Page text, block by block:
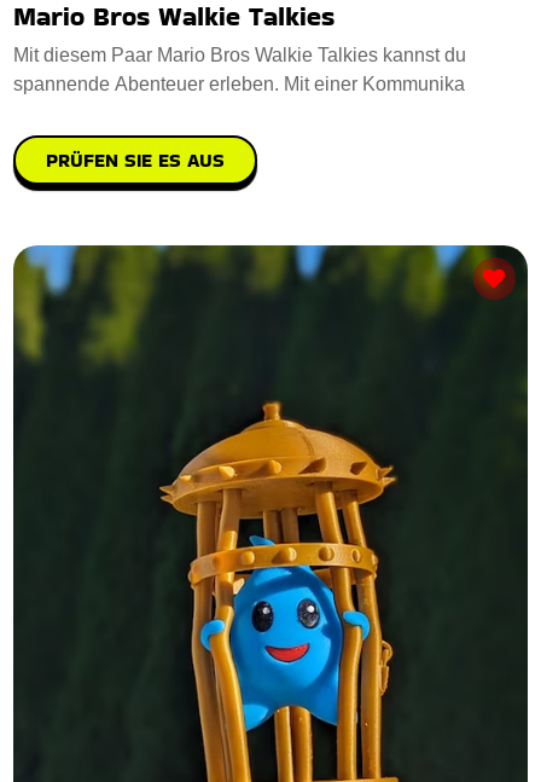
Mario Bros Walkie Talkies
Mit diesem Paar Mario Bros Walkie Talkies kannst du
spannende Abenteuer erleben. Mit einer Kommunika
PRÜFEN SIE ES AUS